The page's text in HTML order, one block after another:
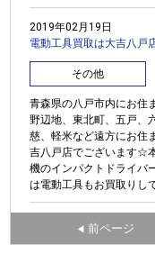
2019年02月19日
電動工具買取は大吉八戸
その他
青森県の八戸市内にお住
野辺地、東北町、五戸、
慈、軽米など遠方にお住
吉八戸店でございます☆
機のインパクトドライバ
は電動工具もお買取りし
◀ 前ページ